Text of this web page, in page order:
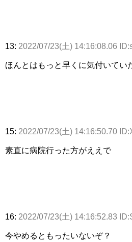
13: 2022/07/23(土) 14:16:08.06
ほんとはもっと早くに気付いてい
15: 2022/07/23(土) 14:16:50.70
素直に病院行った方がええで
16: 2022/07/23(土) 14:16:52.83
今やめるともったいないぞ？